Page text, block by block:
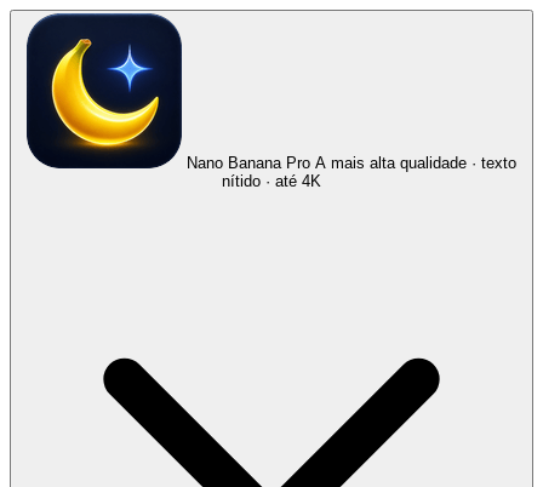
Nano Banana Pro A mais alta qualidade · texto
nítido · até 4K